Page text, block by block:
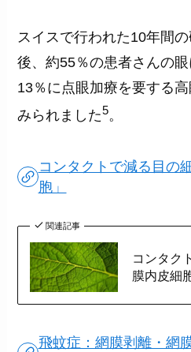
スイスで行われた10年間
後、約55％の患者さんの眼
13％に点眼加療を要する
みられました5。
コンタクトで減る目の
胞」
関連記事
コンタク
膜内皮細
飛蚊症：網膜剥離・網